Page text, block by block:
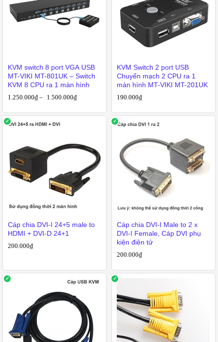
KVM switch 8 port VGA USB
MT-VIKI MT-801UK – Switch
KVM 8 CPU ra 1 màn hình
1.250.000₫ – 1.500.000₫
KVM Switch 2 port USB
Chuyển mạch 2 CPU ra 1
màn hình MT-VIKI MT-201UK
190.000₫
Cáp chia DVI-I 24+5 male to
HDMI + DVI-D 24+1
200.000₫
Cáp chia DVI-I Male to 2 x
DVI-I Female, Cáp DVI phụ
kiện điện tử
200.000₫